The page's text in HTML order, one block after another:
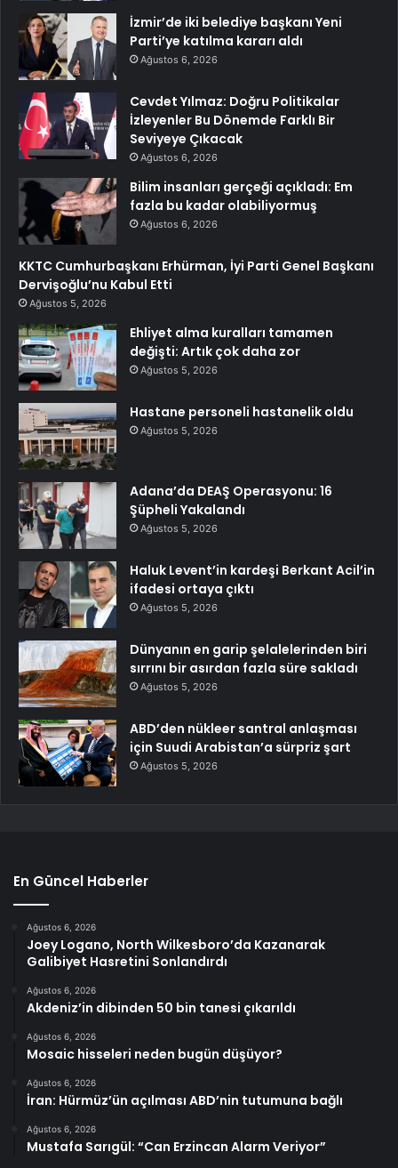
İzmir’de iki belediye başkanı Yeni
Parti’ye katılma kararı aldı
Ağustos 6, 2026
Cevdet Yılmaz: Doğru Politikalar
İzleyenler Bu Dönemde Farklı Bir
Seviyeye Çıkacak
Ağustos 6, 2026
Bilim insanları gerçeği açıkladı: Em
fazla bu kadar olabiliyormuş
Ağustos 6, 2026
KKTC Cumhurbaşkanı Erhürman, İyi Parti Genel Başkanı
Dervişoğlu’nu Kabul Etti
Ağustos 5, 2026
Ehliyet alma kuralları tamamen
değişti: Artık çok daha zor
Ağustos 5, 2026
Hastane personeli hastanelik oldu
Ağustos 5, 2026
Adana’da DEAŞ Operasyonu: 16
Şüpheli Yakalandı
Ağustos 5, 2026
Haluk Levent’in kardeşi Berkant Acil’in
ifadesi ortaya çıktı
Ağustos 5, 2026
Dünyanın en garip şelalelerinden biri
sırrını bir asırdan fazla süre sakladı
Ağustos 5, 2026
ABD’den nükleer santral anlaşması
için Suudi Arabistan’a sürpriz şart
Ağustos 5, 2026
En Güncel Haberler
Ağustos 6, 2026
Joey Logano, North Wilkesboro’da Kazanarak
Galibiyet Hasretini Sonlandırdı
Ağustos 6, 2026
Akdeniz’in dibinden 50 bin tanesi çıkarıldı
Ağustos 6, 2026
Mosaic hisseleri neden bugün düşüyor?
Ağustos 6, 2026
İran: Hürmüz’ün açılması ABD’nin tutumuna bağlı
Ağustos 6, 2026
Mustafa Sarıgül: “Can Erzincan Alarm Veriyor”